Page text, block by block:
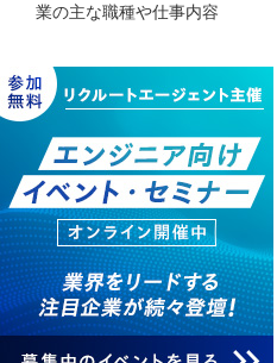
業の主な職種や仕事内容